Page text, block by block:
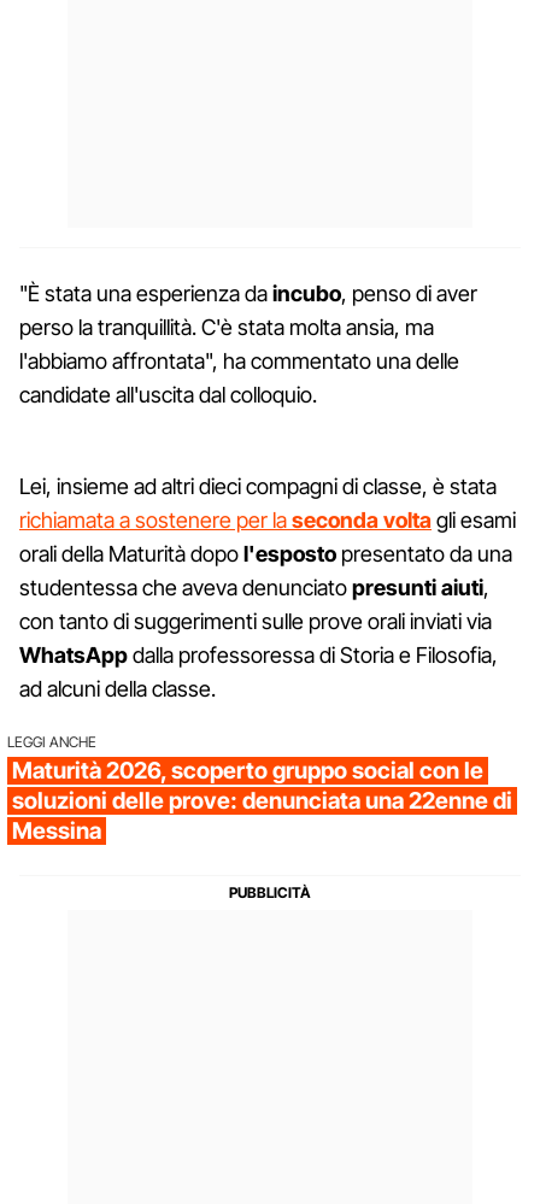
"È stata una esperienza daincubo, penso di aver
perso la tranquillità. C'è stata molta ansia, ma
l'abbiamo affrontata", ha commentato una delle
candidate all'uscita dal colloquio.
Lei, insieme ad altri dieci compagni di classe, è stata
richiamata a sostenere per laseconda voltagli esami
orali della Maturità dopol'esposto presentato da una
studentessa che aveva denunciatopresunti aiuti,
con tanto di suggerimenti sulle prove orali inviati via
WhatsAppdalla professoressa di Storia e Filosofia,
ad alcuni della classe.
LEGGI ANCHE
Maturità 2026, scoperto gruppo social con le
soluzioni delle prove: denunciata una 22enne di
Messina